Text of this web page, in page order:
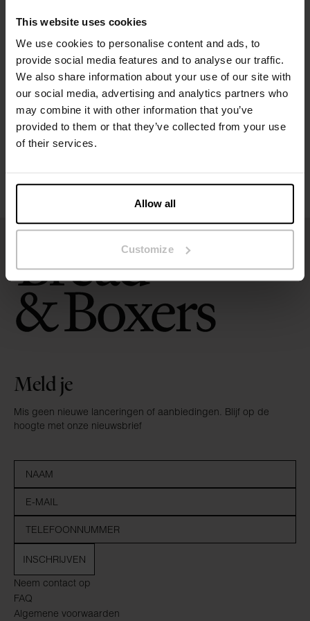
This website uses cookies
We use cookies to personalise content and ads, to
provide social media features and to analyse our traffic.
We also share information about your use of our site with
our social media, advertising and analytics partners who
may combine it with other information that you’ve
provided to them or that they’ve collected from your use
of their services.
Allow all
Customize
Specificatie
Maatgids
Beoordelingen
Neem contact op
FAQ
Algemene voorwaarden
Meld je
Mis geen nieuwe lanceringen of aanbiedingen. Blijf op de
hoogte met onze nieuwsbrief
INSCHRIJVEN